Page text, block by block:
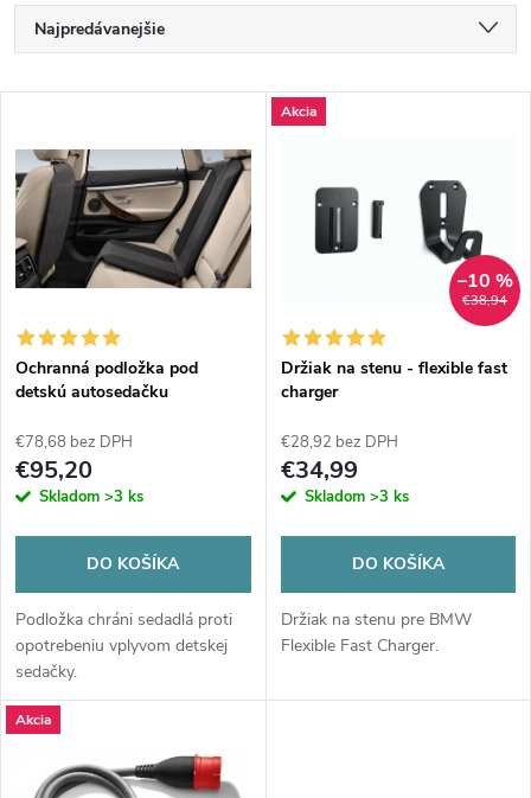
R
a
d
e
n
i
e
p
r
d
u
k
Najpredávanejšie
Abecedne
ý
p
i
s
p
r
o
d
u
k
Ochranná podložka pod
detskú autosedačku
€78,68 bez DPH
€95,20
Skladom >3 ks
DO KOŠÍKA
Podložka chráni sedadlá proti
opotrebeniu vplyvom detskej
sedačky.
Akcia
€38,94
–10 %
Držiak na stenu - flexible fast
charger
€28,92 bez DPH
€34,99
Skladom >3 ks
DO KOŠÍKA
Držiak na stenu pre BMW
Flexible Fast Charger.
Akcia